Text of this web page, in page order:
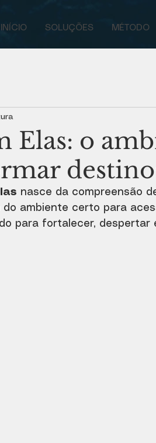
INÍCIO SOLUÇÕES MÉTODO
Elas: o
nasce da compreensão
ambiente certo para
para fortalecer, despertar